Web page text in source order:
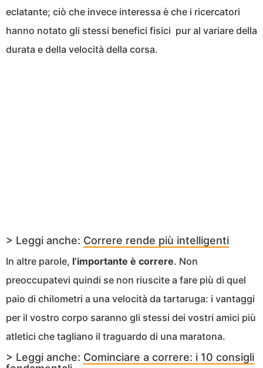
eclatante; ciò che invece interessa è che i ricercatori
hanno notato gli stessi benefici fisici pur al variare della
durata e della velocità della corsa.
> Leggi anche: Correre rende più intelligenti
In altre parole, l’importante è correre. Non
preoccupatevi quindi se non riuscite a fare più di quel
paio di chilometri a una velocità da tartaruga: i vantaggi
per il vostro corpo saranno gli stessi dei vostri amici più
atletici che tagliano il traguardo di una maratona.
> Leggi anche: Cominciare a correre: i 10 consigli